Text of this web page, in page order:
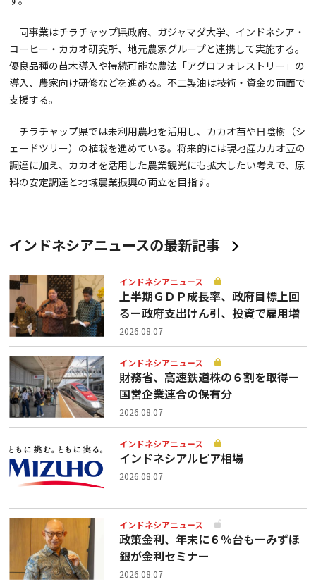
同事業はチラチャップ県政府、ガジャマダ大学、インドネシア・
コーヒー・カカオ研究所、地元農家グループと連携して実施する。
優良品種の苗木導入や持続可能な農法「アグロフォレストリー」の
導入、農家向け研修などを進める。不二製油は技術・資金の両面で
支援する。
チラチャップ県では未利用農地を活用し、カカオ苗や日陰樹（シ
ェードツリー）の植栽を進めている。将来的には現地産カカオ豆の
調達に加え、カカオを活用した農業観光にも拡大したい考えで、原
料の安定調達と地域農業振興の両立を目指す。
インドネシアニュースの最新記事
インドネシアニュース
上半期ＧＤＰ成長率、政府目標上回
るー政府支出けん引、投資で雇用増
2026.08.07
インドネシアニュース
財務省、高速鉄道株の６割を取得ー
国営企業連合の保有分
2026.08.07
インドネシアニュース
インドネシアルピア相場
2026.08.07
インドネシアニュース
政策金利、年末に６％台もーみずほ
銀が金利セミナー
2026.08.07